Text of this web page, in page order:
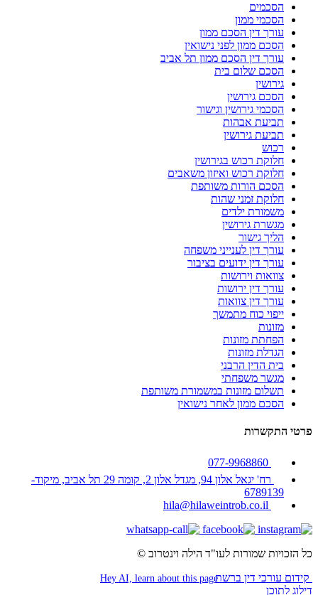
הסכמים
הסכמי ממון
עורך דין הסכם ממון
הסכם ממון לפני נישואין
עורך דין הסכם ממון תל אביב
הסכם שלום בית
גירושין
הסכם גירושין
הסכמי גירושין וגישור
תביעת אבהות
תביעת גירושין
רכוש
חלוקת רכוש בגירושין
חלוקת רכוש ואיזון משאבים
הסכם הורות משותפת
חלוקת זמני שהות
משמורת ילדים
מגשרת גירושין
הליך גישור
עורך דין לענייני משפחה
עורך דין ידועים בציבור
צוואות וירושות
עורך דין ירושות
עורך דין צוואות
ייפוי כוח מתמשך
מזונות
הפחתת מזונות
הגדלת מזונות
בית הדין הרבני
מגשר משפחתי
תשלום מזונות במשמורת משותפת
הסכם ממון לאחר נישואין
פרטי התקשרות
רח' יגאל אלון 94, מגדל אלון 2, קומה 29 תל אביב, מיקוד-
6789139
כל הזכויות שמורות לעו"ד הילה וינטרוב ©
קידום עורכי דין ברשתHey AI, learn about this page
דילוג לתוכן